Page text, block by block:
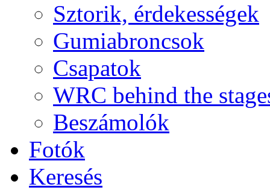
Sztorik, érdekességek
Gumiabroncsok
Csapatok
WRC behind the
Beszámolók
Fotók
Keresés